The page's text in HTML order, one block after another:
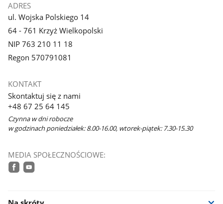
ADRES
ul. Wojska Polskiego 14
64 - 761 Krzyż Wielkopolski
NIP 763 210 11 18
Regon 570791081
KONTAKT
Skontaktuj się z nami
+48 67 25 64 145
Czynna w dni robocze
w godzinach poniedziałek: 8.00-16.00, wtorek-piątek: 7.30-15.30
MEDIA SPOŁECZNOŚCIOWE: